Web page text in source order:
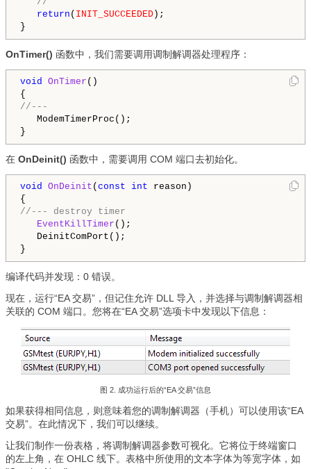
return ( INIT_SUCCEEDED );
}
OnTimer() 函数中，我们需要调用调制解调器处理程序：
void OnTimer ()
//---
ModemTimerProc();
在 OnDeinit() 函数中，需要调用 COM 端口去初始化。
void OnDeinit ( const int reason)
//--- destroy timer
EventKillTimer ();
DeinitComPort();
编译代码并发现：0 错误。
现在，运行“EA 交易”，但记住允许 DLL 导入，并选择与调制解调器相
关联的 COM 端口。您将在“EA 交易”选项卡中发现以下信息：
图 2. 成功运行后的“EA 交易”信息
如果获得相同信息，则意味着您的调制解调器（手机）可以使用该“EA
交易”。在此情况下，我们可以继续。
让我们制作一份表格，将调制解调器参数可视化。它将位于终端窗口
的左上角，在 OHLC 线下。表格中所使用的文本字体为等宽字体，如